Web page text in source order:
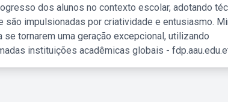
dos alunos no contexto escolar, adotando
impulsionadas por criatividade e entusiasmo.
tornarem uma geração excepcional, utilizando
instituições acadêmicas globais -